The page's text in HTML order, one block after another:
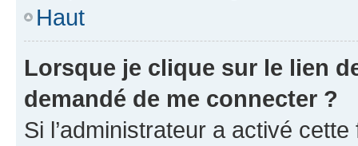
Haut
Lorsque je clique sur le lien
demandé de me connecter ?
Si l’administrateur a activé